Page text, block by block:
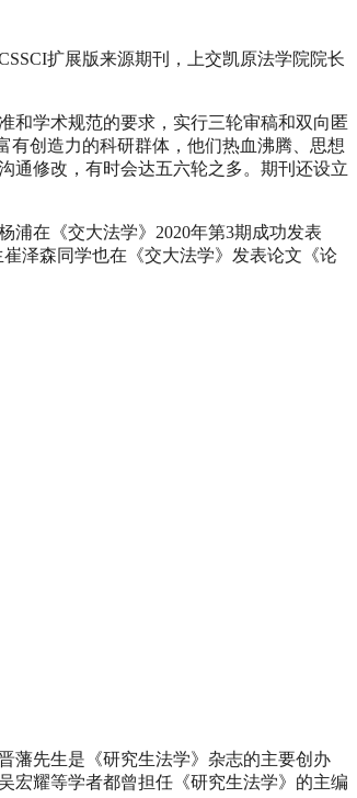
扩展版来源期刊，上交凯原法学院院长
和学术规范的要求，实行三轮审稿和双向匿
有创造力的科研群体，他们热血沸腾、思想
通修改，有时会达五六轮之多。期刊还设立
浦在《交大法学》2020年第3期成功发表
泽森同学也在《交大法学》发表论文《论
藩先生是《研究生法学》杂志的主要创办
宏耀等学者都曾担任《研究生法学》的主编